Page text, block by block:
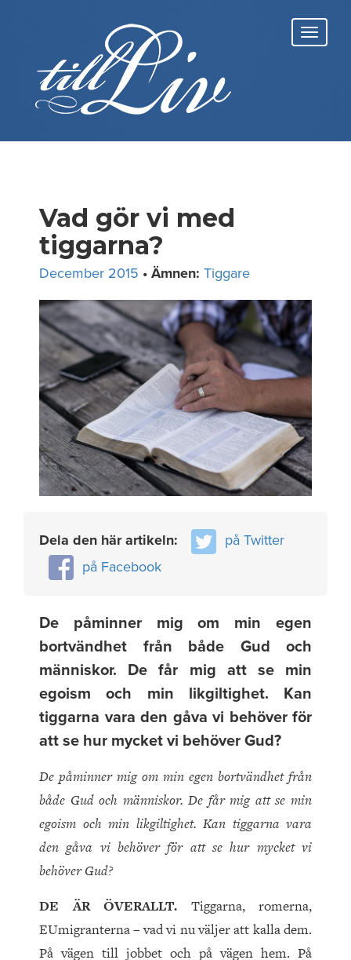
Vad gör vi med
tiggarna?
December 2015 • Ämnen: Tiggare
Dela den här artikeln:
på Twitter
på Facebook
De påminner mig om min egen
bortvändhet från både Gud och
människor. De får mig att se min
egoism och min likgiltighet. Kan
tiggarna vara den gåva vi behöver för
att se hur mycket vi behöver Gud?
De påminner mig om min egen bortvändhet från
både Gud och människor. De får mig att se min
egoism och min likgiltighet. Kan tiggarna vara
den gåva vi behöver för att se hur mycket vi
behöver Gud?
DE ÄR ÖVERALLT. Tiggarna, romerna,
EUmigranterna – vad vi nu väljer att kalla dem.
På vägen till jobbet och på vägen hem. På